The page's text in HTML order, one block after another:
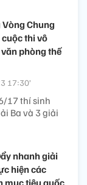
Chung
thi vô
phòng thế
17:30’
17 thí sinh
Ba và 3 giải
nhanh giải
hiện các
mục tiêu quốc